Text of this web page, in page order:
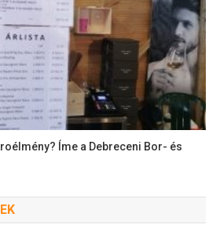
Íme a Debreceni Bor- és